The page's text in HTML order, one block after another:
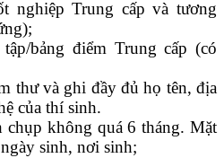
nghiệp Trung cấp và tương
bảng điểm Trung cấp (có
thư và ghi đầy đủ họ tên, địa
của thí sinh.
chụp không quá 6 tháng. Mặt
sinh, nơi sinh;